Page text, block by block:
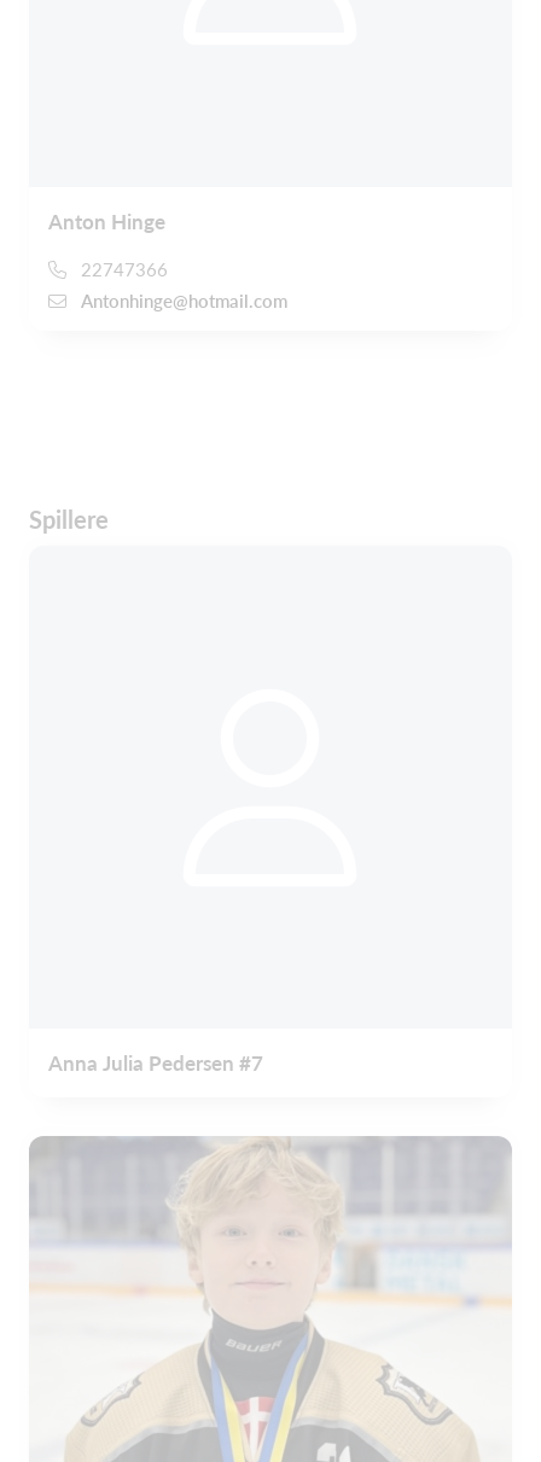
Anton Hinge
22747366
Antonhinge@hotmail.com
Spillere
Anna Julia Pedersen #7